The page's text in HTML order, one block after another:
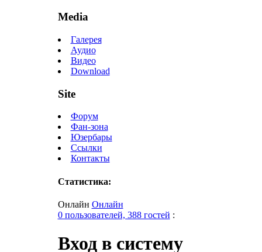
Media
Галерея
Аудио
Видео
Download
Site
Форум
Фан-зона
Юзербары
Ссылки
Контакты
Статистика:
Онлайн Онлайн
0 пользователей, 388 гостей :
Вход в систему